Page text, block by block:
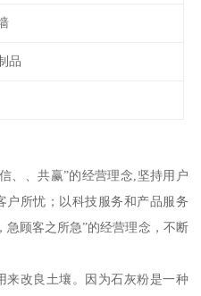
品
、、共赢”的经营理念,坚持用户
户所忧；以科技服务和产品服务
急顾客之所急”的经营理念，不断
来改良土壤。因为石灰粉是一种